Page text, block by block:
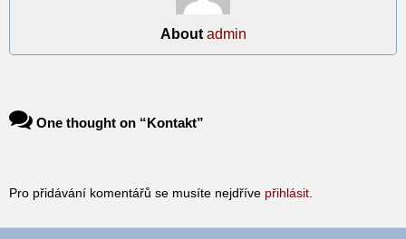
About admin
One thought on “Kontakt”
Pro přidávání komentářů se musíte nejdříve přihlásit